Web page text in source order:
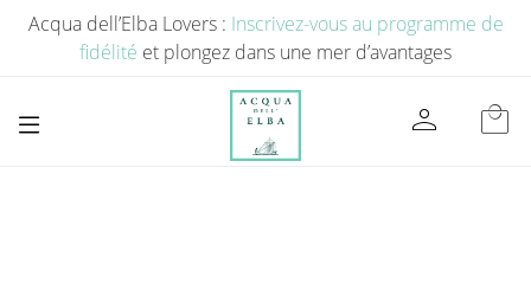
Acqua dell’Elba Lovers : Inscrivez-vous au programme de
fidélité et plongez dans une mer d’avantages
person local_mall